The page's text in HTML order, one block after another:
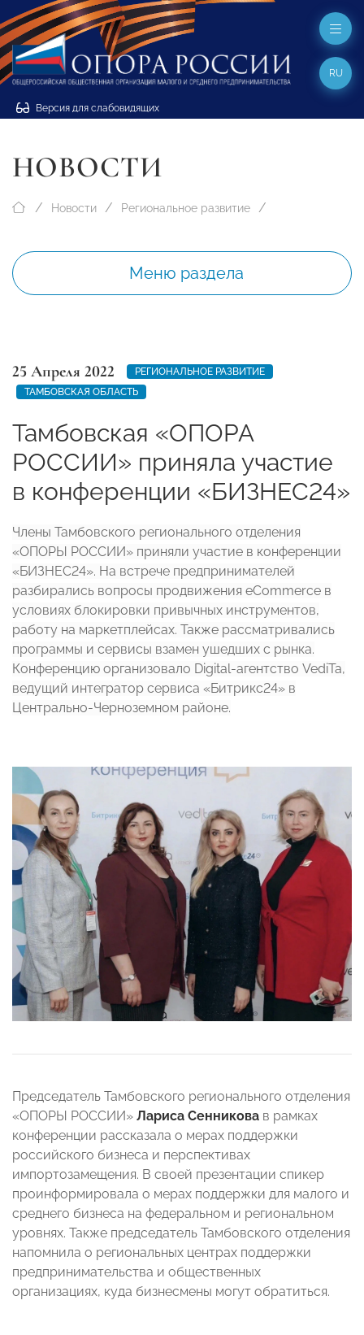
Версия для слабовидящих
RU
НОВОСТИ
Новости Региональное развитие
Меню раздела
25 Апреля 2022
РЕГИОНАЛЬНОЕ РАЗВИТИЕ
ТАМБОВСКАЯ ОБЛАСТЬ
Тамбовская «ОПОРА
РОССИИ» приняла участие
в конференции «БИЗНЕС24»
Члены Тамбовского регионального отделения
«ОПОРЫ РОССИИ» приняли участие в конференции
«БИЗНЕС24». На встрече предпринимателей
разбирались вопросы продвижения eCommerce в
условиях блокировки привычных инструментов,
работу на маркетплейсах. Также рассматривались
программы и сервисы взамен ушедших с рынка.
Конференцию организовало Digital-агентство VediTa,
ведущий интегратор сервиса «Битрикс24» в
Центрально-Черноземном районе.
Председатель Тамбовского регионального отделения
«ОПОРЫ РОССИИ» Лариса Сенникова в рамках
конференции рассказала о мерах поддержки
российского бизнеса и перспективах
импортозамещения. В своей презентации спикер
проинформировала о мерах поддержки для малого и
среднего бизнеса на федеральном и региональном
уровнях. Также председатель Тамбовского отделения
напомнила о региональных центрах поддержки
предпринимательства и общественных
организациях, куда бизнесмены могут обратиться.